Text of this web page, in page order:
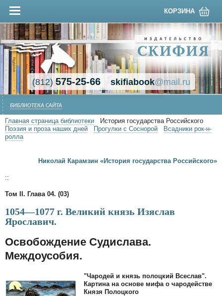
КОРЗИНА
(812)575-25-66 skifiabook@mail.ru
БИБЛИОТЕКА САЙТА
Главная страница библиотеки
История государства Российского
Поэзия и проза наших дней
Прогулки с Соснорой
Всадники рок-н-
ролла
Николай Карамзин «История государства Российского»
::
Том II. Глава 04. (03)
1054—1077 г. Великий князь Изяслав
Ярославич.
Освобождение Судислава.
Междоусобия.
"Чародей и князь полоцкий Всеслав".
Картина на основе мифа о чародействе
Князя Полоцкого